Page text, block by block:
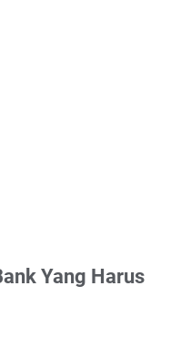
Yang Harus